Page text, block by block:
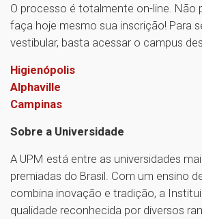
O processo é totalmente on-line. Não
faça hoje mesmo sua inscrição! Para
vestibular, basta acessar o campus
Higienópolis
Alphaville
Campinas
Sobre a Universidade
A UPM está entre as universidades
premiadas do Brasil. Com um ensino
combina inovação e tradição, a
qualidade reconhecida por diversos